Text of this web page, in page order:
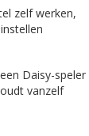
zelf werken,
Daisy-speler
vanzelf